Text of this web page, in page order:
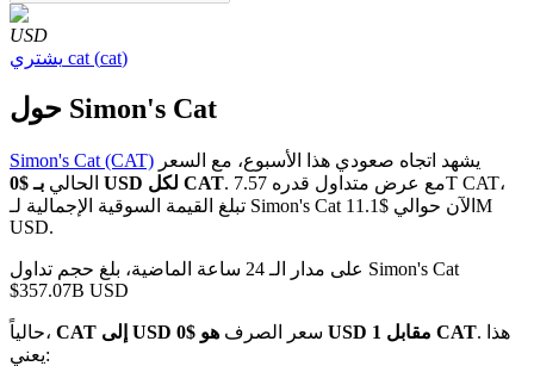
العقود الآجلة لـ COIN-M
العقود الآجلة للعملات المشفرة
TradFi
مشتقات الأسهم والعملات الأجنبية والمعادن الثمينة والسلع
USD
يشتري cat (cat)
حول Simon's Cat
Simon's Cat (CAT)
الحالي
بـ $0 USD لكل CAT. مع عرض متداول قدره 7.57T CAT،
تبلغ القيمة السوقية الإجمالية لـ Simon's Cat الآن حوالي $11.1M
USD.
على مدار الـ 24 ساعة الماضية، بلغ حجم تداول Simon's Cat
$357.07B USD
حالياً، CAT إلى USD سعر الصرف هو $0 USD مقابل 1 CAT. هذا
يعني: